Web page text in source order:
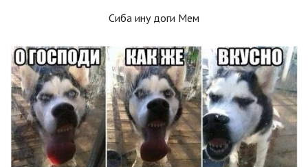
Сиба ину доги Мем